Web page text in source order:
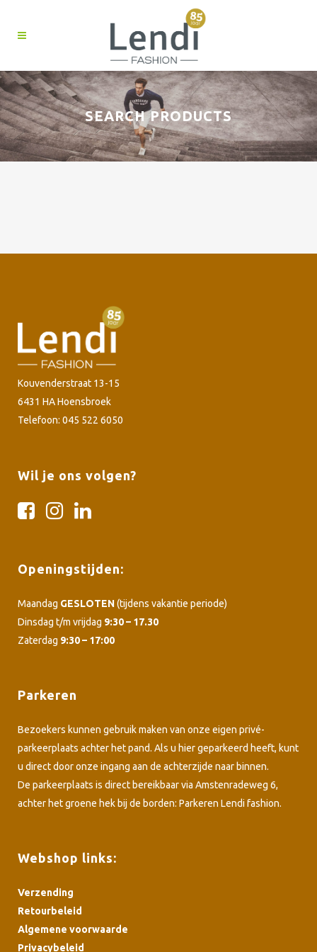
SEARCH PRODUCTS
Kouvenderstraat 13-15
6431 HA Hoensbroek
Telefoon: 045 522 6050
Wil je ons volgen?
Openingstijden:
Maandag GESLOTEN(tijdens vakantie periode)
Dinsdag t/m vrijdag 9:30 – 17.30
Zaterdag 9:30 – 17:00
Parkeren
Bezoekers kunnen gebruik maken van onze eigen privé-
parkeerplaats achter het pand. Als u hier geparkeerd heeft, kunt
u direct door onze ingang aan de achterzijde naar binnen.
De parkeerplaats is direct bereikbaar via Amstenradeweg 6,
achter het groene hek bij de borden: Parkeren Lendi fashion.
Webshop links:
Verzending
Retourbeleid
Algemene voorwaarde
Privacybeleid